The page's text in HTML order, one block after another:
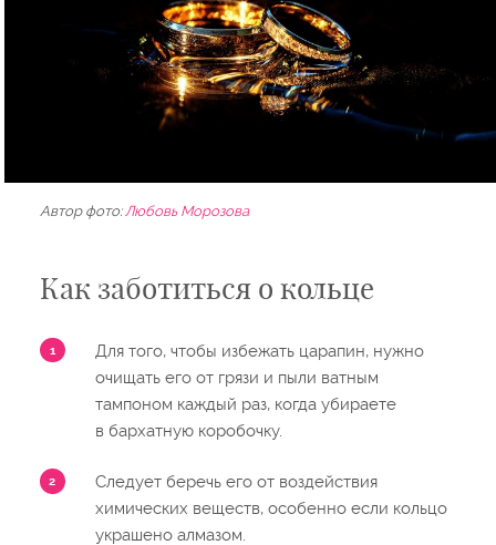
Автор фото: Любовь Морозова
Как заботиться о кольце
Для того, чтобы избежать царапин, нужно
очищать его от грязи и пыли ватным
тампоном каждый раз, когда убираете
в бархатную коробочку.
Следует беречь его от воздействия
химических веществ, особенно если кольцо
украшено алмазом.